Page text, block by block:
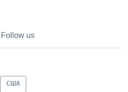
Follow us
США